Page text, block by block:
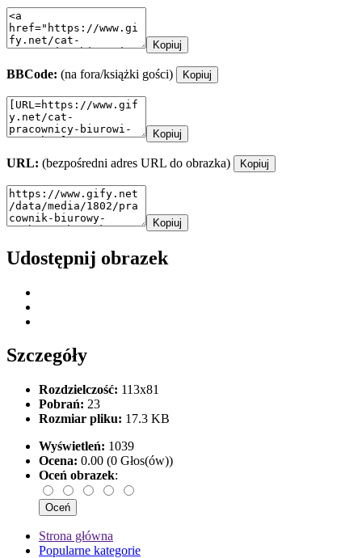
Kopiuj
BBCode: (na fora/książki gości) Kopiuj
Kopiuj
URL: (bezpośredni adres URL do obrazka) Kopiuj
Kopiuj
Udostępnij obrazek
Szczegóły
Rozdzielczość: 113x81
Pobrań: 23
Rozmiar pliku: 17.3 KB
Wyświetleń: 1039
Ocena: 0.00 (0 Głos(ów))
Oceń obrazek:
Strona główna
Popularne kategorie